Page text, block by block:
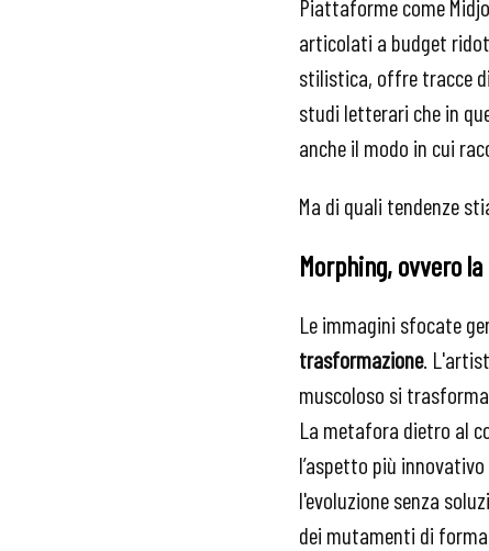
Piattaforme come
articolati a budget
stilistica, offre tracce di
studi letterari che in
anche il modo in cui
Ma di quali tendenze
Morphing, ovvero
Le immagini sfocate
trasformazione.
muscoloso si
La metafora dietro al
l’aspetto più
l'evoluzione senza
dei mutamenti di